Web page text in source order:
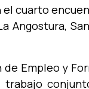
cuarto
Angostura,
Empleo y